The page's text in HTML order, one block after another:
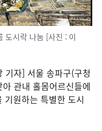
시락 나눔 [사진 : 이
기자] 서울 송파구(구청
관내 홀몸어르신들에
기원하는 특별한 도시